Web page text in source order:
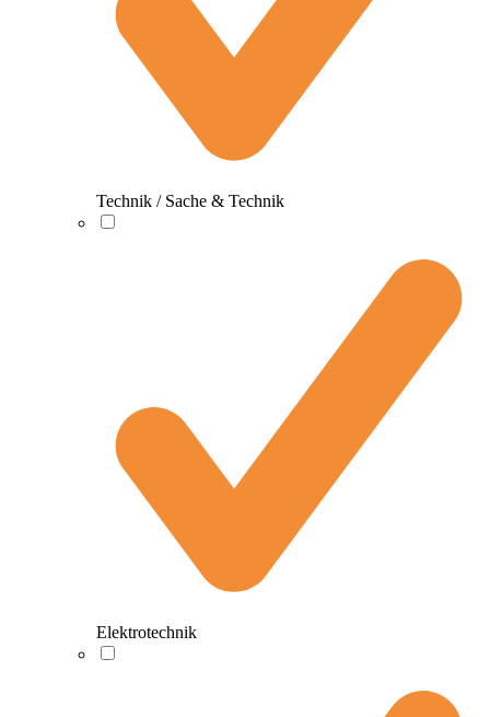
Technik / Sache & Technik
Elektrotechnik